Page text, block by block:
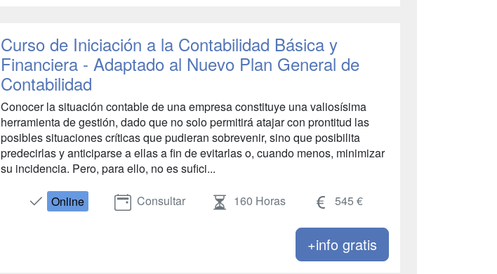
Curso de Iniciación a la Contabilidad Básica y
Financiera - Adaptado al Nuevo Plan General de
Contabilidad
Conocer la situación contable de una empresa constituye una valiosísima
herramienta de gestión, dado que no solo permitirá atajar con prontitud las
posibles situaciones críticas que pudieran sobrevenir, sino que posibilita
predecirlas y anticiparse a ellas a fin de evitarlas o, cuando menos, minimizar
su incidencia. Pero, para ello, no es sufici...
Online Consultar 160 Horas 545 €
+info gratis